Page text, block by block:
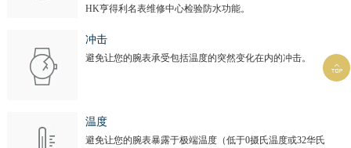
HK亨得利名表维修中心检验防水功能。
冲击
避免让您的腕表承受包括温度的突然变化在内的冲击。
温度
避免让您的腕表暴露于极端温度（低于0摄氏温度或32华氏
